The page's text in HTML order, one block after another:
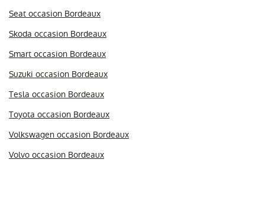
Seat occasion Bordeaux
Skoda occasion Bordeaux
Smart occasion Bordeaux
Suzuki occasion Bordeaux
Tesla occasion Bordeaux
Toyota occasion Bordeaux
Volkswagen occasion Bordeaux
Volvo occasion Bordeaux